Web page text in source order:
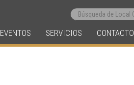
CONTACTO
SERVICIOS
EVENTOS